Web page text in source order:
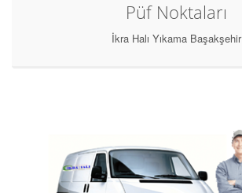
Püf Noktaları
İkra Halı Yıkama Başakşehir